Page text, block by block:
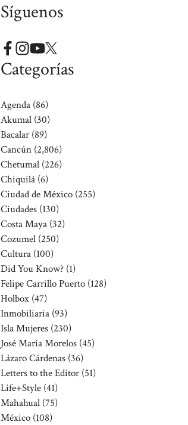
Síguenos
Categorías
Agenda (86)
Akumal (30)
Bacalar (89)
Cancún (2,806)
Chetumal (226)
Chiquilá (6)
Ciudad de México (255)
Ciudades (130)
Costa Maya (32)
Cozumel (250)
Cultura (100)
Did You Know? (1)
Felipe Carrillo Puerto (128)
Holbox (47)
Inmobiliaria (93)
Isla Mujeres (230)
José María Morelos (45)
Lázaro Cárdenas (36)
Letters to the Editor (51)
Life+Style (41)
Mahahual (75)
México (108)